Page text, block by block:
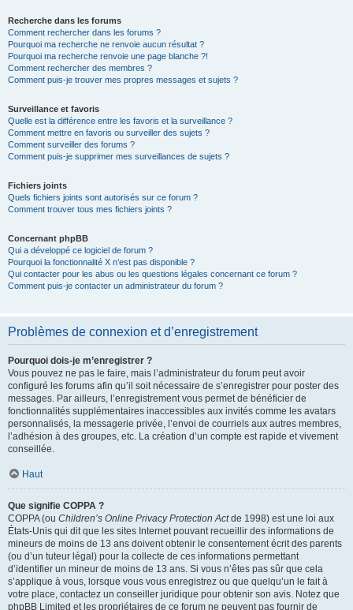
Recherche dans les forums
Comment rechercher dans les forums ?
Pourquoi ma recherche ne renvoie aucun résultat ?
Pourquoi ma recherche renvoie une page blanche ?!
Comment rechercher des membres ?
Comment puis-je trouver mes propres messages et sujets ?
Surveillance et favoris
Quelle est la différence entre les favoris et la surveillance ?
Comment mettre en favoris ou surveiller des sujets ?
Comment surveiller des forums ?
Comment puis-je supprimer mes surveillances de sujets ?
Fichiers joints
Quels fichiers joints sont autorisés sur ce forum ?
Comment trouver tous mes fichiers joints ?
Concernant phpBB
Qui a développé ce logiciel de forum ?
Pourquoi la fonctionnalité X n’est pas disponible ?
Qui contacter pour les abus ou les questions légales concernant ce forum ?
Comment puis-je contacter un administrateur du forum ?
Problèmes de connexion et d’enregistrement
Pourquoi dois-je m’enregistrer ?
Vous pouvez ne pas le faire, mais l’administrateur du forum peut avoir
configuré les forums afin qu’il soit nécessaire de s’enregistrer pour poster des
messages. Par ailleurs, l’enregistrement vous permet de bénéficier de
fonctionnalités supplémentaires inaccessibles aux invités comme les avatars
personnalisés, la messagerie privée, l’envoi de courriels aux autres membres,
l’adhésion à des groupes, etc. La création d’un compte est rapide et vivement
conseillée.
Haut
Que signifie COPPA ?
COPPA (ou Children’s Online Privacy Protection Actde 1998) est une loi aux
États-Unis qui dit que les sites Internet pouvant recueillir des informations de
mineurs de moins de 13 ans doivent obtenir le consentement écrit des parents
(ou d’un tuteur légal) pour la collecte de ces informations permettant
d’identifier un mineur de moins de 13 ans. Si vous n’êtes pas sûr que cela
s’applique à vous, lorsque vous vous enregistrez ou que quelqu’un le fait à
votre place, contactez un conseiller juridique pour obtenir son avis. Notez que
phpBB Limited et les propriétaires de ce forum ne peuvent pas fournir de